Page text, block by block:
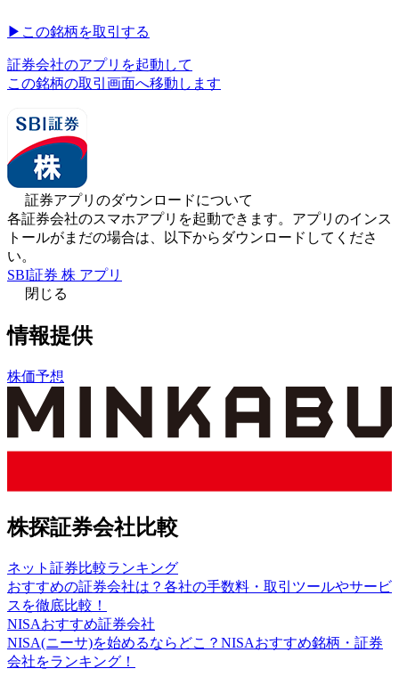
▶︎ この銘柄を取引する
証券会社のアプリを起動して
この銘柄の取引画面へ移動します
証券アプリのダウンロードについて
各証券会社のスマホアプリを起動できます。アプリのインス
トールがまだの場合は、以下からダウンロードしてくださ
い。
SBI証券 株 アプリ
閉じる
情報提供
株価予想
株探証券会社比較
ネット証券比較ランキング
おすすめの証券会社は？各社の手数料・取引ツールやサービ
スを徹底比較！
NISAおすすめ証券会社
NISA(ニーサ)を始めるならどこ？NISAおすすめ銘柄・証券
会社をランキング！